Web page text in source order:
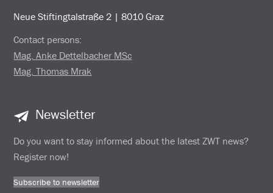
Neue Stiftingtalstraße 2 | 8010 Graz
Contact persons:
Mag. Anke Dettelbacher MSc
Mag. Thomas Mrak
Newsletter
Do you want to stay informed about the latest ZWT news?
Register now!
Subscribe to newsletter